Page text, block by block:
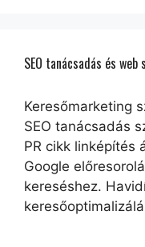
SEO tanácsadás és
Keresőmarketing
SEO tanácsadás
PR cikk linképítés
Google
kereséshez.